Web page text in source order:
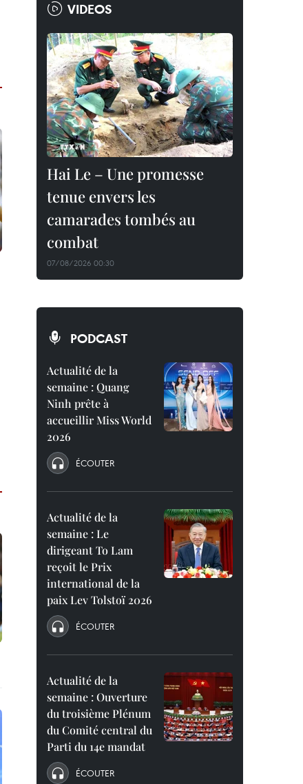
VIDEOS
Hai Le – Une promesse
tenue envers les
camarades tombés au
combat
07/08/2026 00:30
PODCAST
Actualité de la
semaine : Quang
Ninh prête à
accueillir Miss World
2026
ÉCOUTER
Actualité de la
semaine : Le
dirigeant To Lam
reçoit le Prix
international de la
paix Lev Tolstoï 2026
ÉCOUTER
Actualité de la
semaine : Ouverture
du troisième Plénum
du Comité central du
Parti du 14e mandat
ÉCOUTER